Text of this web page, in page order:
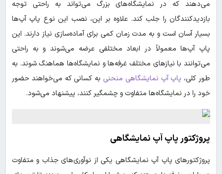
می‌دهند که در نمایشگاه‌های بزرگ می‌تواند به راحتی توجه
بازدیدکنندگان را جلب کند. علاوه بر این، نصب این نوع پاپ آپ‌ها
بسیار آسان است و به مدت زمان کمی برای آماده‌سازی نیاز دارند. این
پاپ آپ‌ها معمولاً در ابعاد مختلفی عرضه می‌شوند و به راحتی
می‌توانند با نیازهای مختلف غرفه‌ها و نمایشگاه‌ها هماهنگ شوند. به
طور کلی، پاپ آپ نمایشگاهی منحنی به کسانی که می‌خواهند حضور
خود را در نمایشگاه‌ها متفاوت و چشمگیر کنند، پیشنهاد می‌شود.
پروژکتور پاپ آپ نمایشگاهی
پروژکتورهای پاپ آپ نمایشگاهی یکی از نوآوری‌های جذاب و متفاوت